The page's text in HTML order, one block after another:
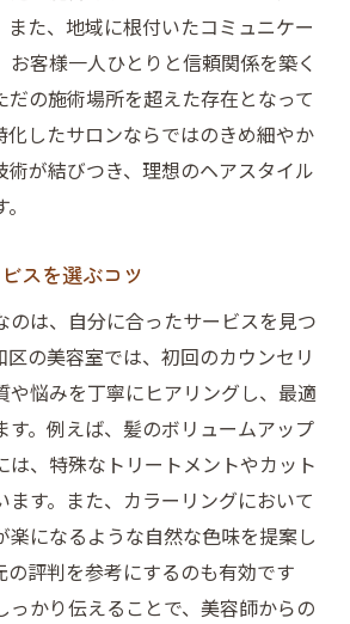
また、地域に根付いたコミュニケー
お客様一人ひとりと信頼関係を築く
だの施術場所を超えた存在となって
化したサロンならではのきめ細やか
術が結びつき、理想のヘアスタイル
スを選ぶコツ
のは、自分に合ったサービスを見つ
区の美容室では、初回のカウンセリ
や悩みを丁寧にヒアリングし、最適
す。例えば、髪のボリュームアップ
は、特殊なトリートメントやカット
ます。また、カラーリングにおいて
楽になるような自然な色味を提案し
の評判を参考にするのも有効です
っかり伝えることで、美容師からの